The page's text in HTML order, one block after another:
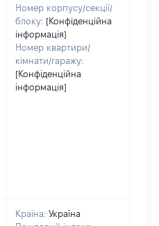
Номер корпусу/секції/
блоку: [Конфіденційна
інформація]
Номер квартири/
кімнати/гаражу:
[Конфіденційна
інформація]
Країна: Україна